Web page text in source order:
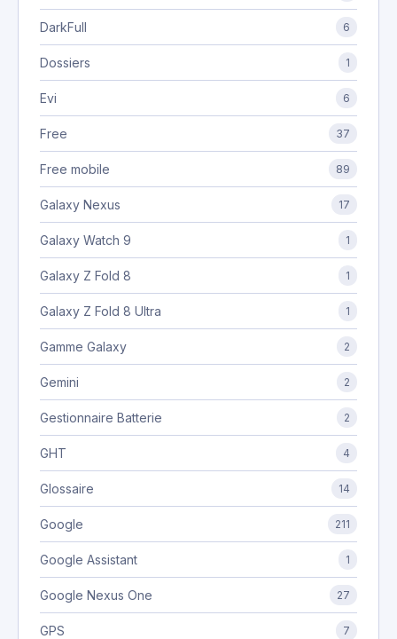
DarkFull 6
Dossiers 1
Evi 6
Free 37
Free mobile 89
Galaxy Nexus 17
Galaxy Watch 9 1
Galaxy Z Fold 8 1
Galaxy Z Fold 8 Ultra 1
Gamme Galaxy 2
Gemini 2
Gestionnaire Batterie 2
GHT 4
Glossaire 14
Google 211
Google Assistant 1
Google Nexus One 27
GPS 7